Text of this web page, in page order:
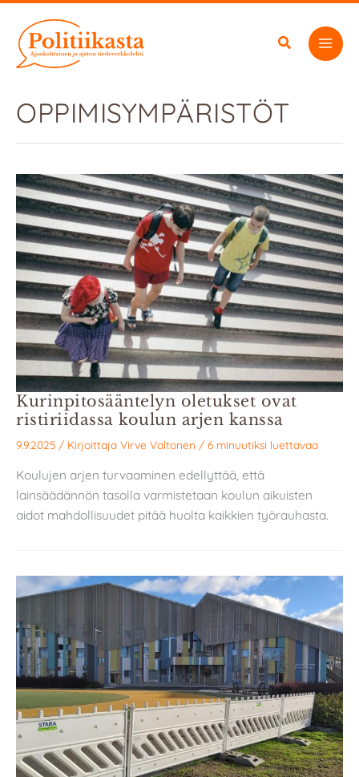
sisältöön
OPPIMISYMPÄRISTÖT
Kurinpitosääntelyn oletukset ovat
ristiriidassa koulun arjen kanssa
9.9.2025 / Kirjoittaja Virve Valtonen / 6 minuutiksi luettavaa
Koulujen arjen turvaaminen edellyttää, että
lainsäädännön tasolla varmistetaan koulun aikuisten
aidot mahdollisuudet pitää huolta kaikkien työrauhasta.